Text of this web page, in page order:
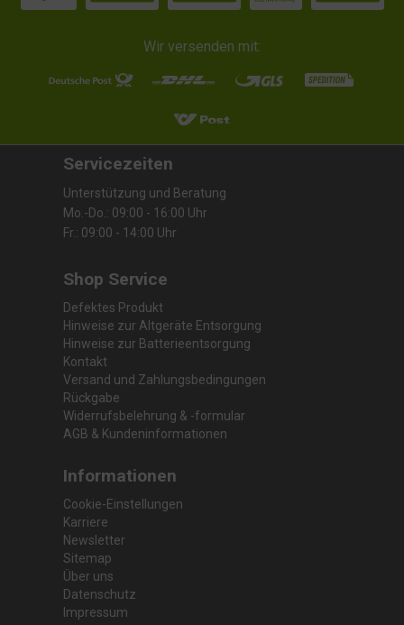
Wir versenden mit:
Servicezeiten
Unterstützung und Beratung
Mo.-Do.: 09:00 - 16:00 Uhr
Fr.: 09:00 - 14:00 Uhr
Shop Service
Defektes Produkt
Hinweise zur Altgeräte Entsorgung
Hinweise zur Batterieentsorgung
Kontakt
Versand und Zahlungsbedingungen
Rückgabe
Widerrufsbelehrung & -formular
AGB & Kundeninformationen
Informationen
Cookie-Einstellungen
Karriere
Newsletter
Sitemap
Über uns
Datenschutz
Impressum